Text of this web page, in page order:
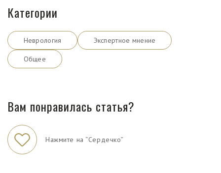
Категории
Неврология Экспертное мнение
Общее
Вам понравилась статья?
Нажмите на “Сердечко”